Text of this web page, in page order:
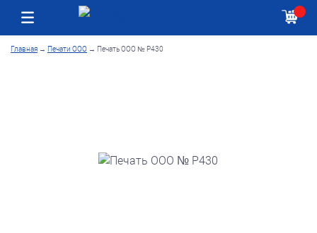
Главная → Печати ООО → Печать ООО № Р430